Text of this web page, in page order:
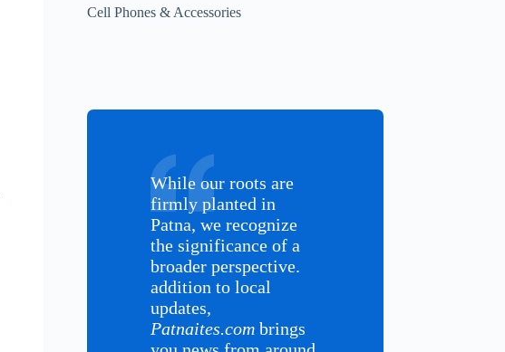
Cell Phones & Accessories
While our roots are
firmly planted in
Patna, we recognize
the significance of a
broader perspective.
addition to local
updates,
Patnaites.com brings